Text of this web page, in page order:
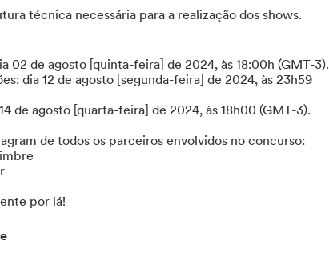
técnica necessária para a realização dos shows.
02 de agosto [quinta-feira] de 2024, às 18:00h (GMT-3).
dia 12 de agosto [segunda-feira] de 2024, às 23h59
de agosto [quarta-feira] de 2024, às 18h00 (GMT-3).
de todos os parceiros envolvidos no concurso:
por lá!